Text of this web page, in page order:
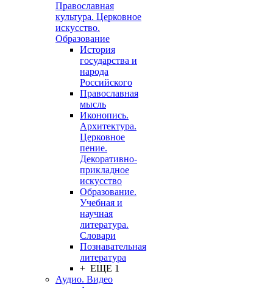
Православная
культура. Церковное
искусство.
Образование
История
государства и
народа
Российского
Православная
мысль
Иконопись.
Архитектура.
Церковное
пение.
Декоративно-
прикладное
искусство
Образование.
Учебная и
научная
литература.
Словари
Познавательная
литература
+ ЕЩЕ 1
Аудио. Видео